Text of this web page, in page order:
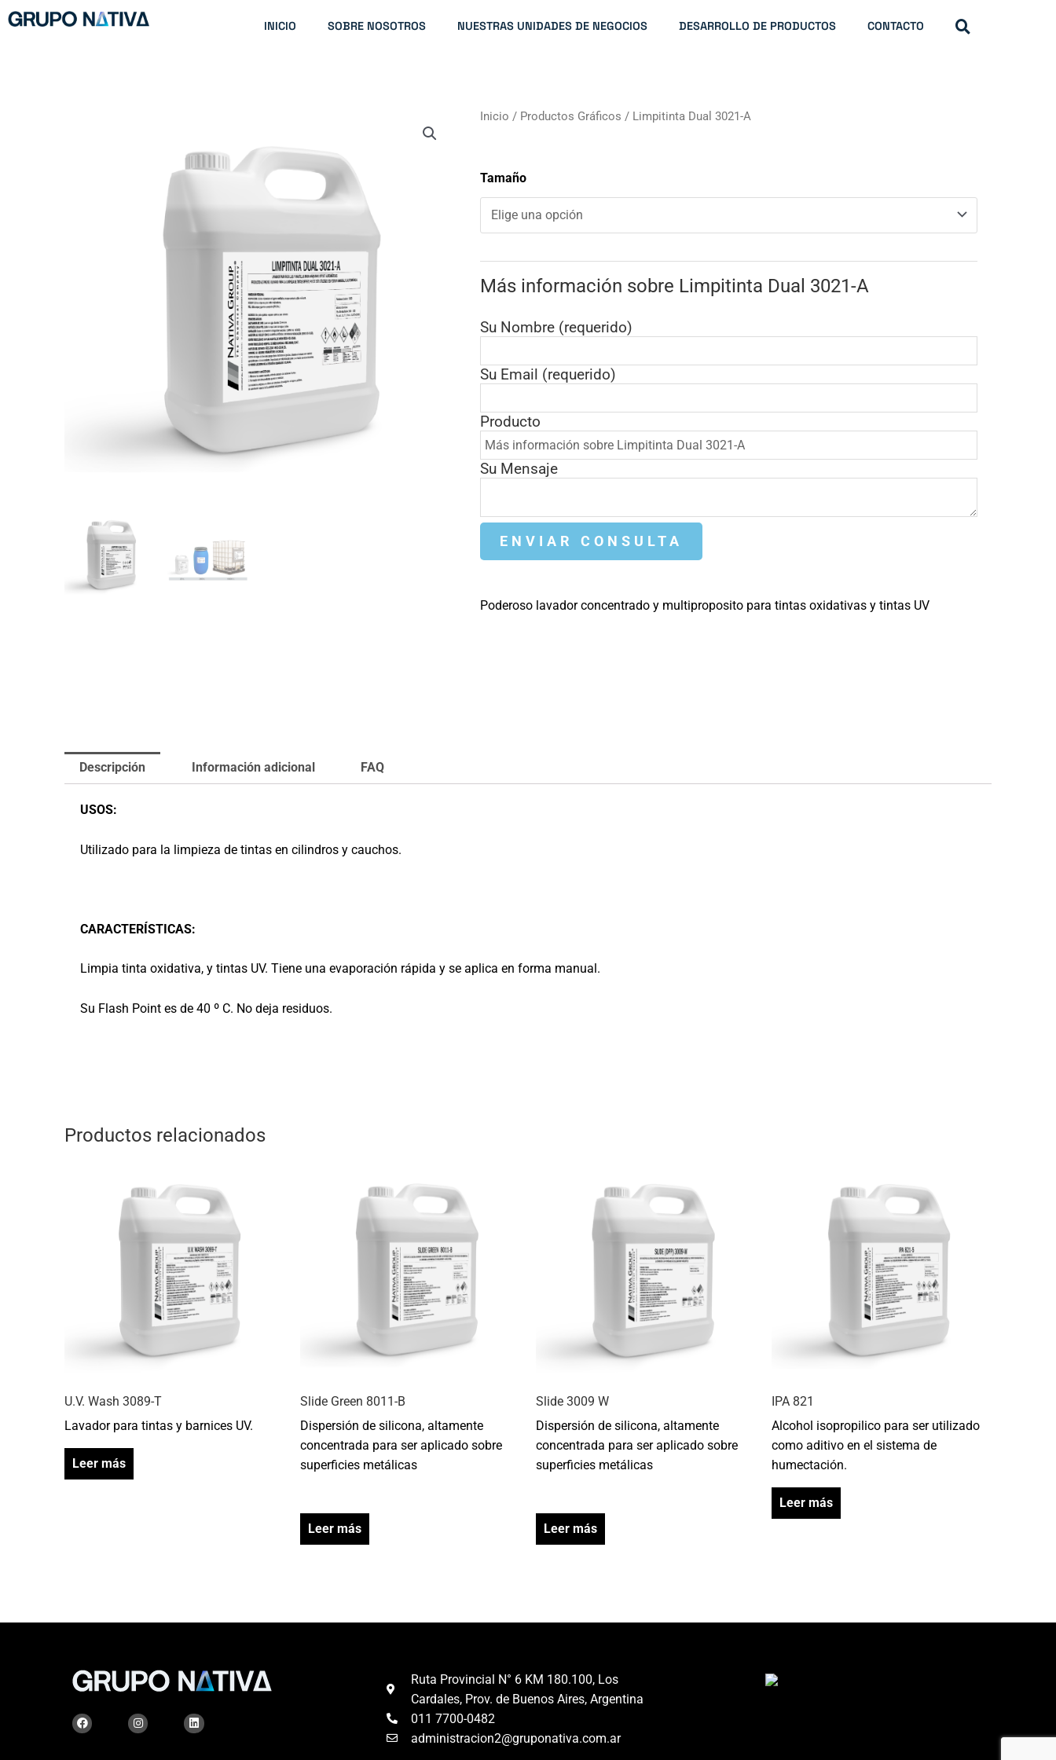
al
INICIO SOBRE NOSOTROS NUESTRAS UNIDADES DE NEGOCIOS DESARROLLO DE PRODUCTOS CONTACTO
Inicio / Productos Gráficos / Limpitinta Dual 3021-A
Tamaño
Más información sobre Limpitinta Dual 3021-A
Su Nombre (requerido)
Su Email (requerido)
Producto
Su Mensaje
Poderoso lavador concentrado y multiproposito para tintas oxidativas y tintas UV
Descripción Información adicional FAQ
USOS:
Utilizado para la limpieza de tintas en cilindros y cauchos.
CARACTERÍSTICAS:
Limpia tinta oxidativa, y tintas UV. Tiene una evaporación rápida y se aplica en forma manual.
Su Flash Point es de 40 º C. No deja residuos.
Productos relacionados
U.V. Wash 3089-T
Lavador para tintas y barnices UV.
Leer más
Slide Green 8011-B
Dispersión de silicona, altamente
concentrada para ser aplicado sobre
superficies metálicas
Leer más
Slide 3009 W
Dispersión de silicona, altamente
concentrada para ser aplicado sobre
superficies metálicas
Leer más
IPA 821
Alcohol isopropilico para ser utilizado
como aditivo en el sistema de
humectación.
Leer más
F
a
I
n
L
i
Ruta Provincial N° 6 KM 180.100, Los
Cardales, Prov. de Buenos Aires, Argentina
011 7700-0482
administracion2@gruponativa.com.ar